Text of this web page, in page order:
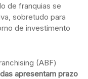
de franquias se
sobretudo para
de investimento
(ABF)
apresentam prazo